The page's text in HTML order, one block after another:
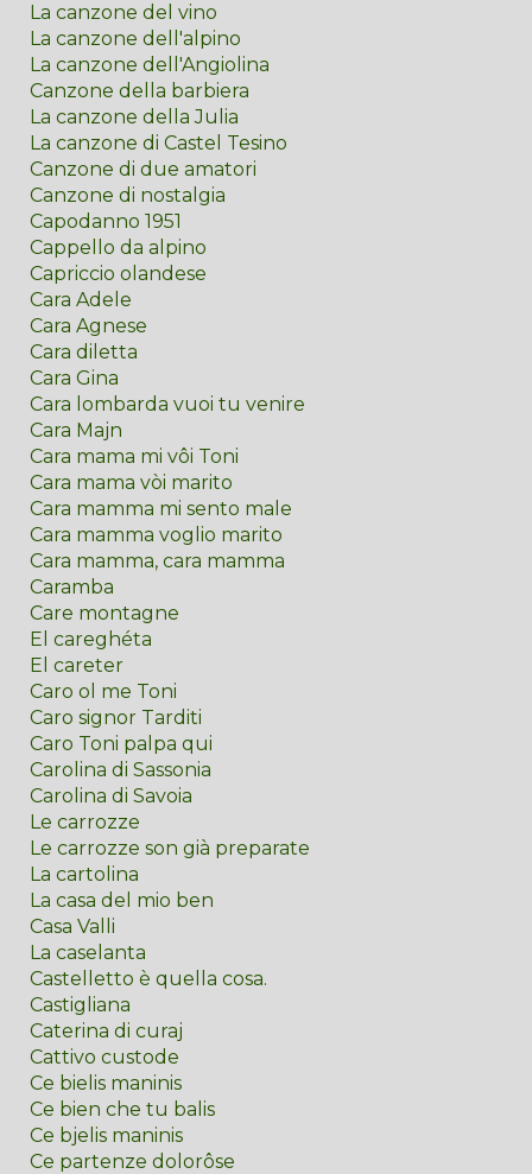
La canzone del vino
La canzone dell'alpino
La canzone dell'Angiolina
Canzone della barbiera
La canzone della Julia
La canzone di Castel Tesino
Canzone di due amatori
Canzone di nostalgia
Capodanno 1951
Cappello da alpino
Capriccio olandese
Cara Adele
Cara Agnese
Cara diletta
Cara Gina
Cara lombarda vuoi tu venire
Cara Majn
Cara mama mi vôi Toni
Cara mama vòi marito
Cara mamma mi sento male
Cara mamma voglio marito
Cara mamma, cara mamma
Caramba
Care montagne
El careghéta
El careter
Caro ol me Toni
Caro signor Tarditi
Caro Toni palpa qui
Carolina di Sassonia
Carolina di Savoia
Le carrozze
Le carrozze son già preparate
La cartolina
La casa del mio ben
Casa Valli
La caselanta
Castelletto è quella cosa.
Castigliana
Caterina di curaj
Cattivo custode
Ce bielis maninis
Ce bien che tu balis
Ce bjelis maninis
Ce partenze dolorôse